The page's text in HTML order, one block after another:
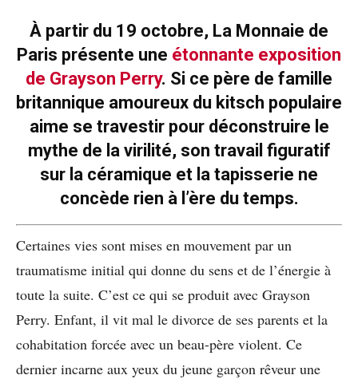
À partir du 19 octobre, La Monnaie de
Paris présente une étonnante exposition
de Grayson Perry. Si ce père de famille
britannique amoureux du kitsch populaire
aime se travestir pour déconstruire le
mythe de la virilité, son travail figuratif
sur la céramique et la tapisserie ne
concède rien à l’ère du temps.
Certaines vies sont mises en mouvement par un
traumatisme initial qui donne du sens et de l’énergie à
toute la suite. C’est ce qui se produit avec Grayson
Perry. Enfant, il vit mal le divorce de ses parents et la
cohabitation forcée avec un beau-père violent. Ce
dernier incarne aux yeux du jeune garçon rêveur une